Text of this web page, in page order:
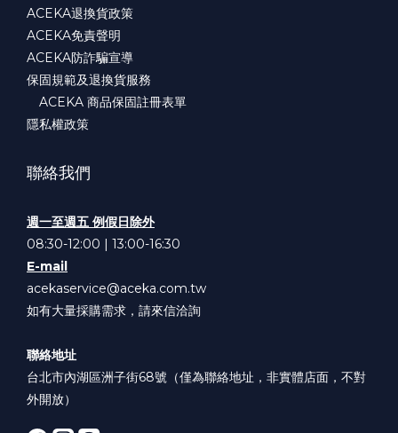
ACEKA退換貨政策
ACEKA免責聲明
ACEKA防詐騙宣導
保固規範及退換貨服務
ACEKA 商品保固註冊表單
隱私權政策
聯絡我們
週一至週五 例假日除外
08:30-12:00 | 13:00-16:30
E-mail
acekaservice@aceka.com.tw
如有大量採購需求，請來信洽詢
聯絡地址
台北市內湖區洲子街68號（僅為聯絡地址，非實體店面，不對
外開放）